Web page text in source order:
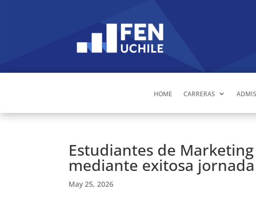
HOME CARRERAS
Estudiantes de
mediante exitosa
May 25, 2026